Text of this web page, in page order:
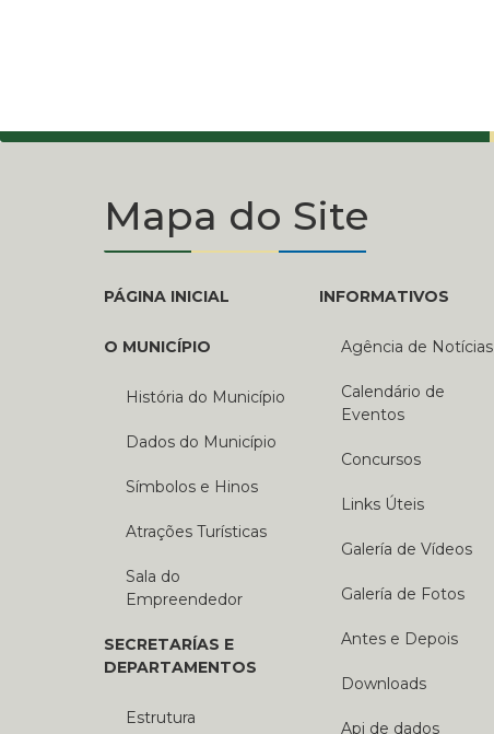
Mapa do Site
PÁGINA INICIAL
O MUNICÍPIO
História do Município
Dados do Município
Símbolos e Hinos
Atrações Turísticas
Sala do
Empreendedor
SECRETARÍAS E
DEPARTAMENTOS
Estrutura
INFORMATIVOS
Agência de Notícias
Calendário de
Eventos
Concursos
Links Úteis
Galería de Vídeos
Galería de Fotos
Antes e Depois
Downloads
Api de dados